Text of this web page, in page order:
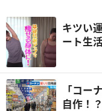
キツい
ート生
「コー
自作！